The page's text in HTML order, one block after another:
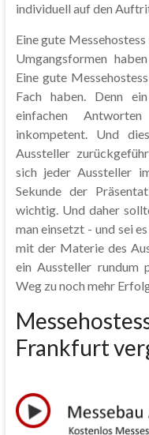
individuell auf den
Eine gute
Umgangsformen
Eine gute
Fach haben. Denn
einfachen
inkompetent. Und
Aussteller
sich jeder Aussteller
Sekunde der
wichtig. Und daher
man einsetzt - und sei
mit der Materie des
ein Aussteller rundum
Weg zu noch mehr
Frankfurt